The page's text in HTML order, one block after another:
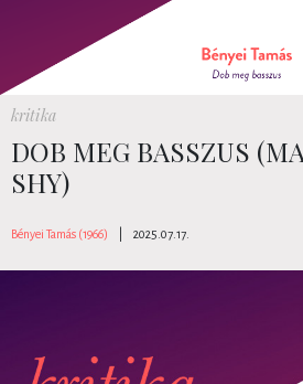
kritika
DOB MEG BASSZUS
SHY)
Bényei Tamás (1966) 2025.07.17.